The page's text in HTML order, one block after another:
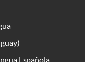
Española